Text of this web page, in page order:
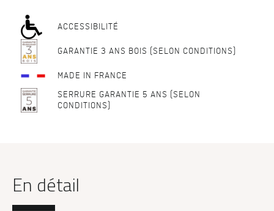
ACCESSIBILITÉ
GARANTIE 3 ANS BOIS (SELON CONDITIONS)
MADE IN FRANCE
SERRURE GARANTIE 5 ANS (SELON
CONDITIONS)
En détail